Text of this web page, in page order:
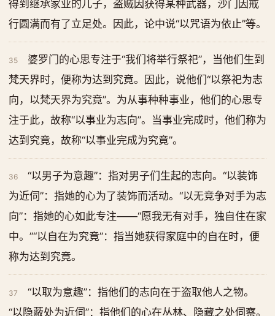
得到继承家业的儿子，盗贼因获得某种武器，沙门因戒
行圆满而有了立足处。因此，论中说“以咒语为依止”等。
35
婆罗门的心思专注于“我们将举行祭祀”，当他们生到
梵天界时，便称为达到究竟。因此，说他们“以祭祀为志
向，以梵天界为究竟”。为从事种种事业，他们的心思专
注于此，故称“以事业为志向”。当事业完成时，他们称为
达到究竟，故称“以事业完成为究竟”。
36
“以男子为意趣”：指对男子们生起的志向。“以装饰
为近伺”：指她的心为了装饰而活动。“以无竞争对手为志
向”：指她的心如此专注——“愿我无有对手，独自住在家
中。”“以自在为究竟”：指当她获得家庭中的自在时，便
称为达到究竟。
37
“以取为意趣”：指他们的志向在于盗取他人之物。
“以隐蔽处为近伺”：指他们的心在丛林、隐藏之处伺察。